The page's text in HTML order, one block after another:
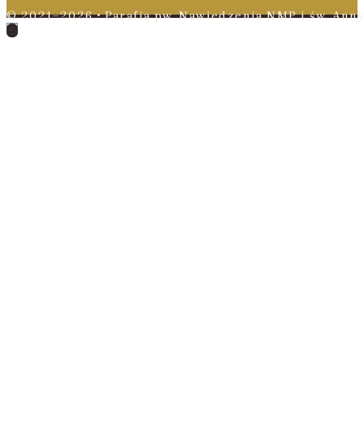
© 2021–2026 • Parafia pw. Nawiedzenia NMP i św.